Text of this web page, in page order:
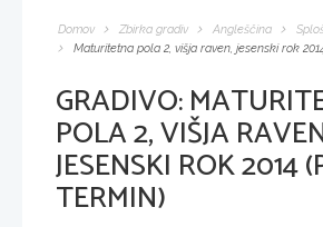
Domov Zbirka gradiv Angleščina
Maturitetna pola 2, višja raven, jesenski rok
GRADIVO:
POLA 2, VIŠJA
JESENSKI ROK 2014
TERMIN)